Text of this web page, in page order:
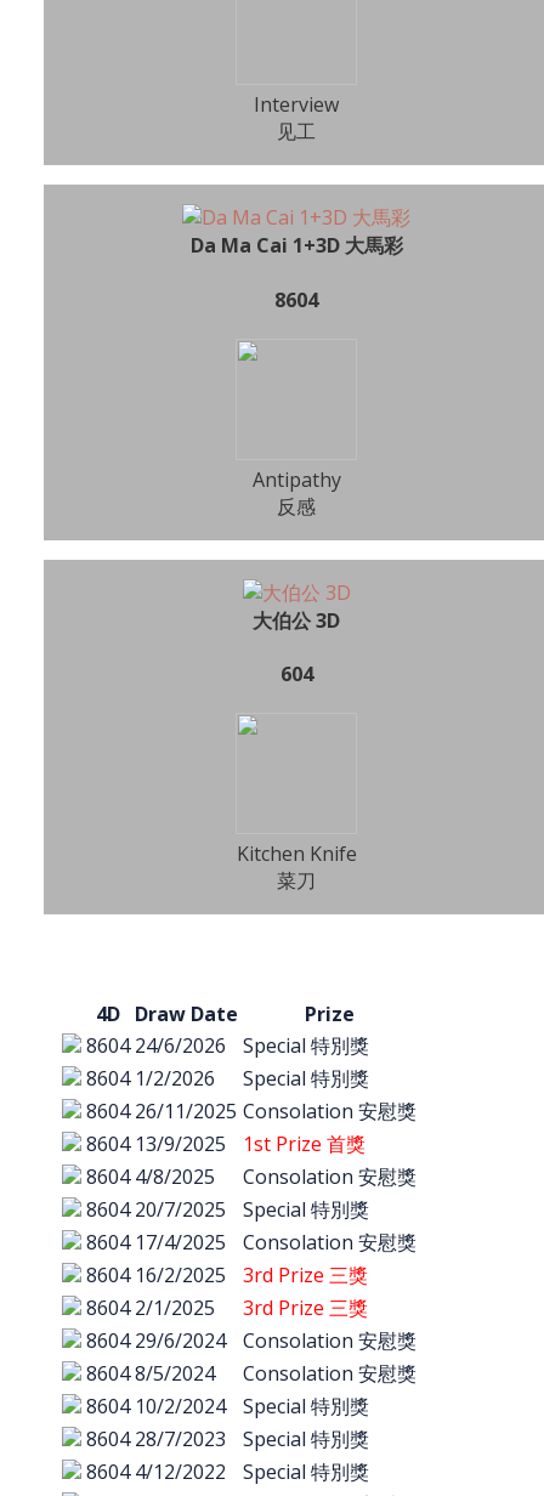
Interview
见工
Da Ma Cai 1+3D 大馬彩
8604
Antipathy
反感
大伯公 3D
604
Kitchen Knife
菜刀
4D Draw Date
Prize
8604 24/6/2026
Special 特別獎
8604 1/2/2026
Special 特別獎
8604 26/11/2025 Consolation 安慰獎
8604 13/9/2025
1st Prize 首獎
8604 4/8/2025
Consolation 安慰獎
8604 20/7/2025
Special 特別獎
8604 17/4/2025
Consolation 安慰獎
8604 16/2/2025
3rd Prize 三獎
8604 2/1/2025
3rd Prize 三獎
8604 29/6/2024
Consolation 安慰獎
86048/5/2024
Consolation 安慰獎
8604 10/2/2024
Special 特別獎
8604 28/7/2023
Special 特別獎
8604 4/12/2022
Special 特別獎